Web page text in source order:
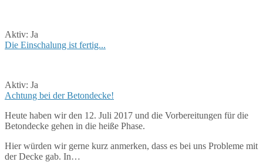
Aktiv: Ja
Die Einschalung ist fertig...
Aktiv: Ja
Achtung bei der Betondecke!
Heute haben wir den 12. Juli 2017 und die Vorbereitungen für die
Betondecke gehen in die heiße Phase.
Hier würden wir gerne kurz anmerken, dass es bei uns Probleme mit
der Decke gab. In…